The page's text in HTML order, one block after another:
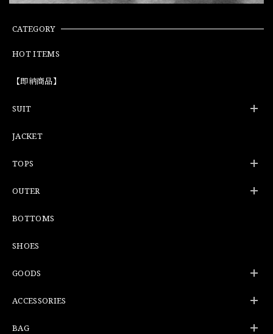
CATEGORY
HOT ITEMS
【即納商品】
SUIT
JACKET
TOPS
OUTER
BOTTOMS
SHOES
GOODS
ACCESSORIES
BAG